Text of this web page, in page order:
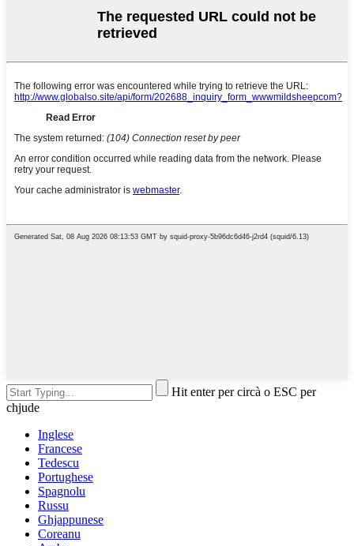
Hit enter per circà o ESC per
chjude
Inglese
Francese
Tedescu
Portughese
Spagnolu
Russu
Ghjappunese
Coreanu